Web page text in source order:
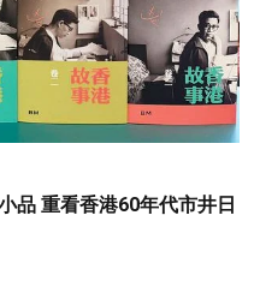
品 重看香港60年代市井日